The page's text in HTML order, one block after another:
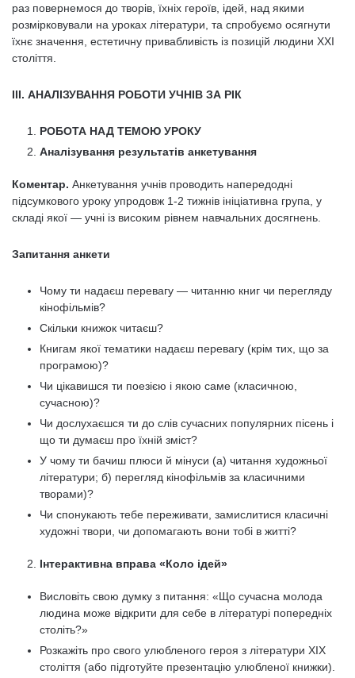
раз повернемося до творів, їхніх героїв, ідей, над якими
розмірковували на уроках літератури, та спробуємо осягнути
їхнє значення, естетичну привабливість із позицій людини ХХІ
століття.
ІІІ. АНАЛІЗУВАННЯ РОБОТИ УЧНІВ ЗА РІК
РОБОТА НАД ТЕМОЮ УРОКУ
Аналізування результатів анкетування
Коментар. Анкетування учнів проводить напередодні
підсумкового уроку упродовж 1-2 тижнів ініціативна група, у
складі якої — учні із високим рівнем навчальних досягнень.
Запитання анкети
Чому ти надаєш перевагу — читанню книг чи перегляду
кінофільмів?
Скільки книжок читаєш?
Книгам якої тематики надаєш перевагу (крім тих, що за
програмою)?
Чи цікавишся ти поезією і якою саме (класичною,
сучасною)?
Чи дослухаєшся ти до слів сучасних популярних пісень і
що ти думаєш про їхній зміст?
У чому ти бачиш плюси й мінуси (а) читання художньої
літератури; б) перегляд кінофільмів за класичними
творами)?
Чи спонукають тебе переживати, замислитися класичні
художні твори, чи допомагають вони тобі в житті?
Інтерактивна вправа «Коло ідей»
Висловіть свою думку з питання: «Що сучасна молода
людина може відкрити для себе в літературі попередніх
століть?»
Розкажіть про свого улюбленого героя з літератури ХІХ
століття (або підготуйте презентацію улюбленої книжки).